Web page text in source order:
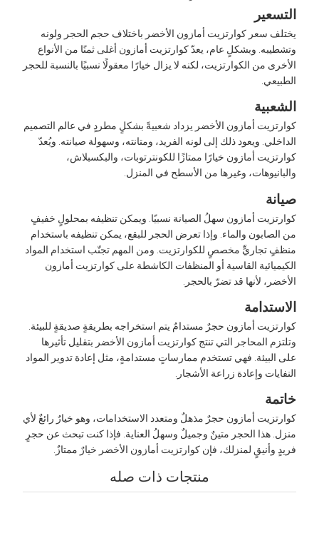
سعر كوارتزيت أمازون الأخضر باختلاف حجم الحجر ولونه
وبشكلٍ عام، يعدّ كوارتزيت أمازون أغلى ثمنًا من الأنواع
من الكوارتزيت، لكنه لا يزال خيارًا معقولًا نسبيًا بالنسبة للحجر
أمازون الأخضر يزداد شعبيةً بشكلٍ مطردٍ في عالم التصميم
ويعود ذلك إلى لونه الفريد، ومتانته، وسهولة صيانته. ويُعدّ
أمازون خيارًا ممتازًا للكونترتوبات، والبكسبلاش،
وغيرها من الأسطح في المنزل.
أمازون سهلُ الصيانة نسبيًا. ويمكن تنظيفه بمحلولٍ خفيفٍ
الصابون والماء. وإذا تعرض الحجر للبقع، يمكن تنظيفه باستخدام
تجاريٍّ مخصصٍ للكوارتزيت. ومن المهم تجنّب استخدام المواد
القاسية أو المنظفات الكاشطة على كوارتزيت أمازون
لأنها قد تضرّ بالحجر.
أمازون حجرٌ مستدامٌ يتم استخراجه بطريقةٍ صديقةٍ للبيئة.
المحاجر التي تنتج كوارتزيت أمازون الأخضر بتقليل تأثيرها
البيئة. فهي تستخدم ممارساتٍ مستدامةٍ، مثل إعادة تدوير المواد
وإعادة زراعة الأشجار.
أمازون حجرٌ مذهلٌ ومتعدد الاستخدامات، وهو خيارٌ رائعٌ لأي
هذا الحجر متينٌ وجميلٌ وسهلُ العناية. فإذا كنت تبحث عن حجرٍ
وأنيقٍ لمنزلك، فإن كوارتزيت أمازون الأخضر خيارٌ ممتازٌ.
منتجات ذات صله